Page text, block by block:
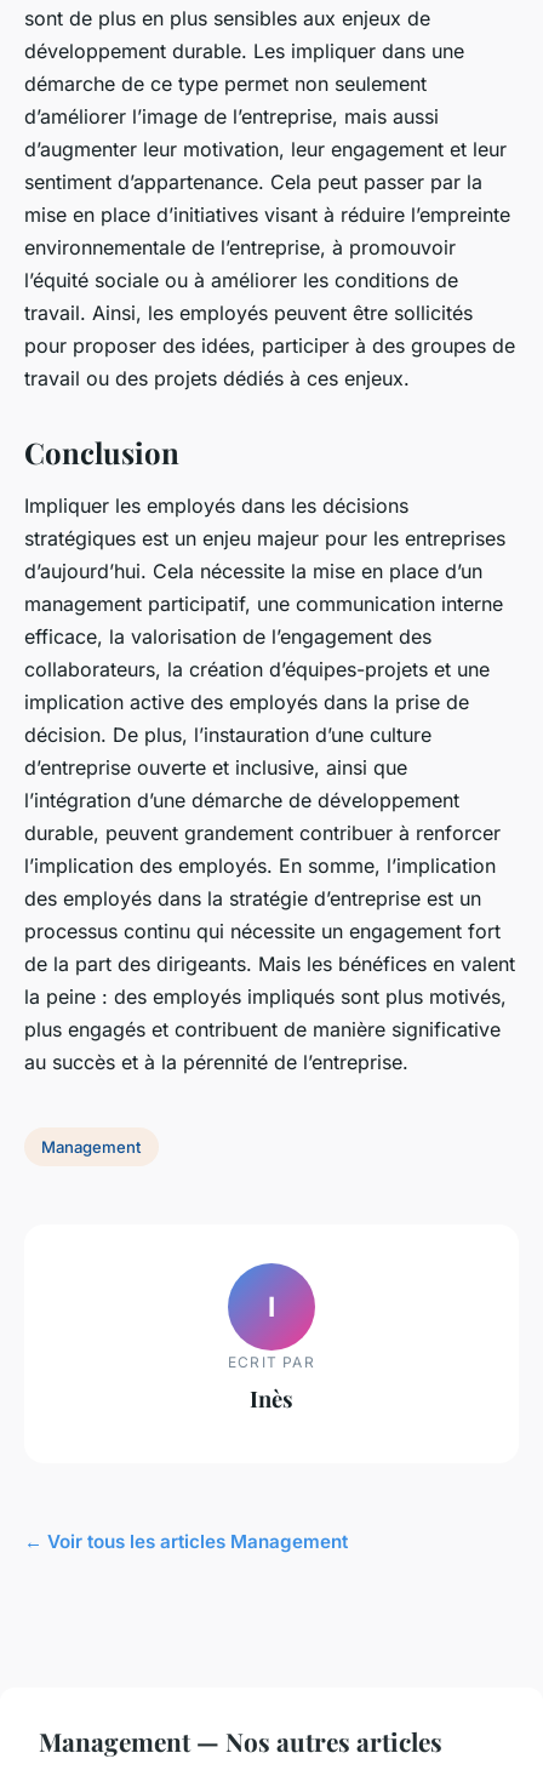
sont de plus en plus sensibles aux enjeux de
développement durable. Les impliquer dans une
démarche de ce type permet non seulement
d’améliorer l’image de l’entreprise, mais aussi
d’augmenter leur motivation, leur engagement et leur
sentiment d’appartenance. Cela peut passer par la
mise en place d’initiatives visant à réduire l’empreinte
environnementale de l’entreprise, à promouvoir
l’équité sociale ou à améliorer les conditions de
travail. Ainsi, les employés peuvent être sollicités
pour proposer des idées, participer à des groupes de
travail ou des projets dédiés à ces enjeux.
Conclusion
Impliquer les employés dans les décisions
stratégiques est un enjeu majeur pour les entreprises
d’aujourd’hui. Cela nécessite la mise en place d’un
management participatif, une communication interne
efficace, la valorisation de l’engagement des
collaborateurs, la création d’équipes-projets et une
implication active des employés dans la prise de
décision. De plus, l’instauration d’une culture
d’entreprise ouverte et inclusive, ainsi que
l’intégration d’une démarche de développement
durable, peuvent grandement contribuer à renforcer
l’implication des employés. En somme, l’implication
des employés dans la stratégie d’entreprise est un
processus continu qui nécessite un engagement fort
de la part des dirigeants. Mais les bénéfices en valent
la peine : des employés impliqués sont plus motivés,
plus engagés et contribuent de manière significative
au succès et à la pérennité de l’entreprise.
Management
I
ECRIT PAR
Inès
← Voir tous les articles Management
Management — Nos autres articles